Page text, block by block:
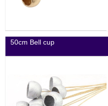
50cm Bell cup